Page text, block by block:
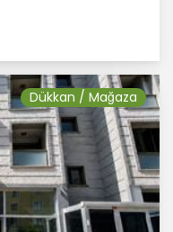
Dükkan / Mağaza